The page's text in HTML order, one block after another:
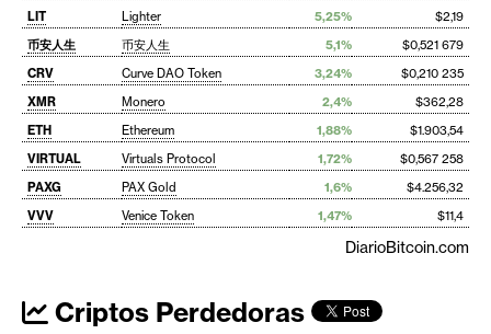
LIT
Lighter 5,25%
$2,19
币安人生
币安人生 5,1%
$0,521 679
CRV
Curve DAO Token 3,24%
$0,210 235
XMR
Monero 2,4%
$362,28
ETH
Ethereum 1,88%
$1.903,54
VIRTUAL
Virtuals Protocol 1,72%
$0,567 258
PAXG
PAX Gold 1,6%
$4.256,32
VVV
Venice Token 1,47% $11,4
DiarioBitcoin.com
Criptos Perdedoras